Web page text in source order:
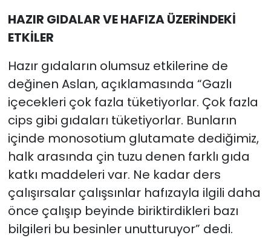
HAZIR GIDALAR VE HAFIZA ÜZERİNDEKİ
ETKİLER
Hazır gıdaların olumsuz etkilerine de
değinen Aslan, açıklamasında “Gazlı
içecekleri çok fazla tüketiyorlar. Çok fazla
cips gibi gıdaları tüketiyorlar. Bunların
içinde monosotium glutamate dediğimiz,
halk arasında çin tuzu denen farklı gıda
katkı maddeleri var. Ne kadar ders
çalışırsalar çalışsınlar hafızayla ilgili daha
önce çalışıp beyinde biriktirdikleri bazı
bilgileri bu besinler unutturuyor” dedi.